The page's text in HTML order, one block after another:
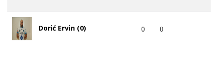
Dorić Ervin (0) 0 0